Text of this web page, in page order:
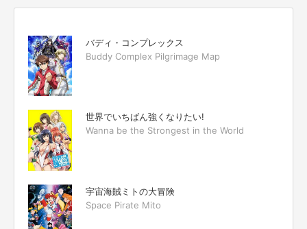
バディ・コンプレックス
Buddy Complex Pilgrimage Map
世界でいちばん強くなりたい!
Wanna be the Strongest in the World
宇宙海賊ミトの大冒険
Space Pirate Mito